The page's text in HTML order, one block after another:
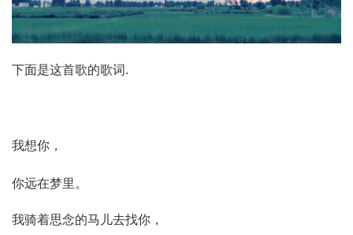
下面是这首歌的歌词.
我想你，
你远在梦里。
我骑着思念的马儿去找你，